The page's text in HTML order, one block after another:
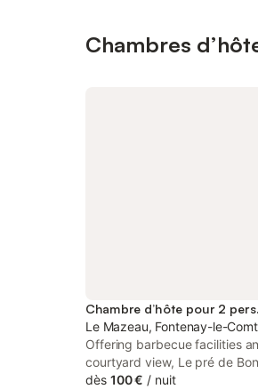
Chambres
Le Mazeau, Fontenay-le-
Offering barbecue facilities
courtyard view, Le pré de
set in Le Mazeau, 23 km from
dès 100 € / nuit